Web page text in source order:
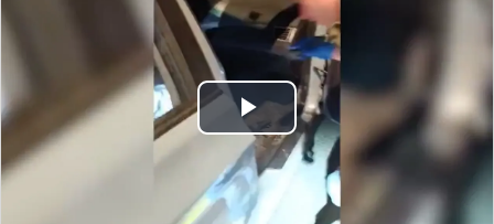
Play
Video